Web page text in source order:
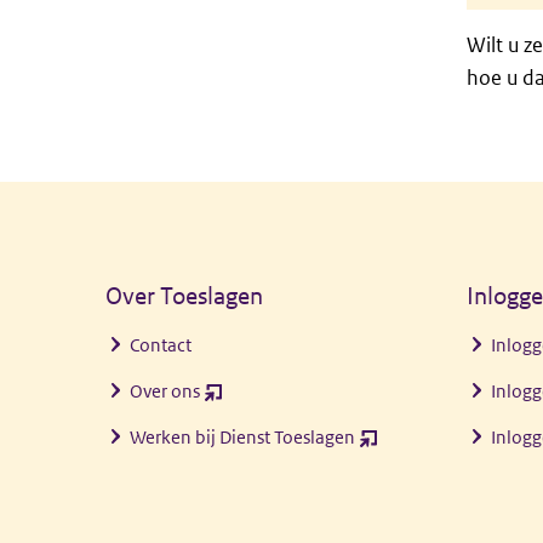
Wilt u
hoe u
Over Toeslagen
Contact
Over ons (opent
venster)
Werken bij Dienst Toeslagen (opent